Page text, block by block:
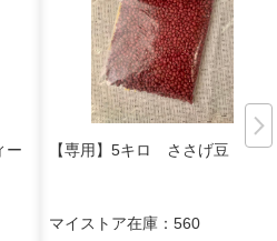
ー
【専用】5キロ ささげ豆
マイストア在庫： 560